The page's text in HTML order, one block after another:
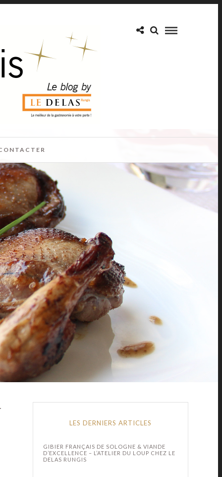
LES DERNIERS ARTICLES
GIBIER FRANÇAIS DE SOLOGNE & VIANDE
D’EXCELLENCE – L’ATELIER DU LOUP CHEZ LE
DELAS RUNGIS